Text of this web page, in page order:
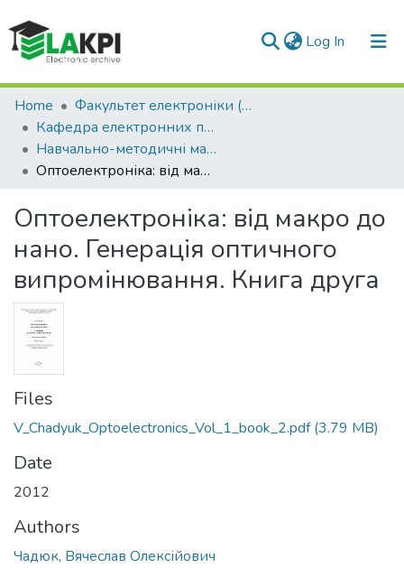
Log In (current)
Communities & Collections
All of DSpace
Statistics
Home
Факультет електроніки (ФЕЛ)
Кафедра електронних приладів та пристроїв (ЕПП)
Навчально-методичні матеріали (ЕП)
Оптоелектроніка: від макро до нано. Генерація оптичного випромінювання. Книга друга
Оптоелектроніка: від макро до
нано. Генерація оптичного
випромінювання. Книга друга
Files
V_Chadyuk_Optoelectronics_Vol_1_book_2.pdf(3.79 MB)
Date
2012
Authors
Чадюк, Вячеслав Олексійович